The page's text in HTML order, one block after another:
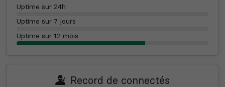
Uptime sur 24h
Uptime sur 7 jours
Uptime sur 12 mois
Record de connectés